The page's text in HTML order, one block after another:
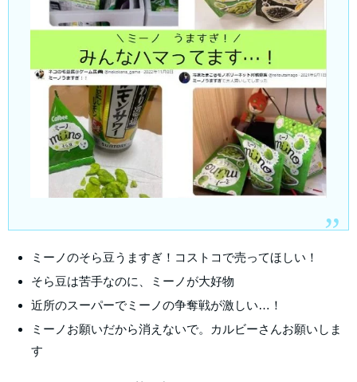
ミーノのそら豆うますぎ！コストコで売ってほしい！
そら豆は苦手なのに、ミーノが大好物
近所のスーパーでミーノの争奪戦が激しい…！
ミーノお願いだから消えないで。カルビーさんお願いしま
す